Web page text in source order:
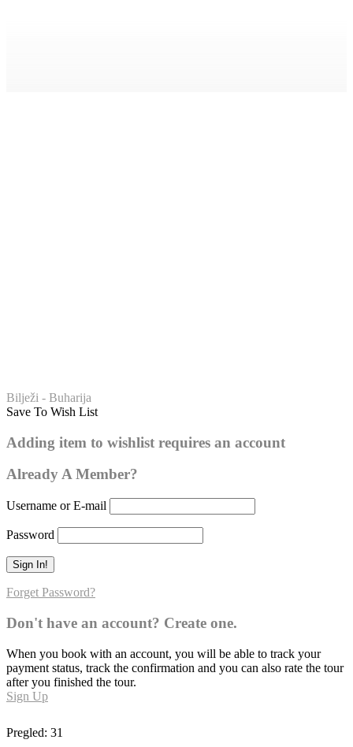
Buharija – broj hadisa: 49
Bilježi - Buharija
Save To Wish List
Adding item to wishlist requires an account
Already A Member?
Username or E-mail
Password
Forget Password?
Don't have an account? Create one.
When you book with an account, you will be able to track your
payment status, track the confirmation and you can also rate the tour
after you finished the tour.
Sign Up
Pregled: 31